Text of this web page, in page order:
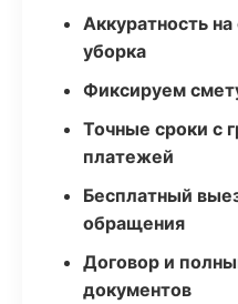
Аккуратность
уборка
Фиксируем
Точные сроки с
платежей
Бесплатный
обращения
Договор и
документов